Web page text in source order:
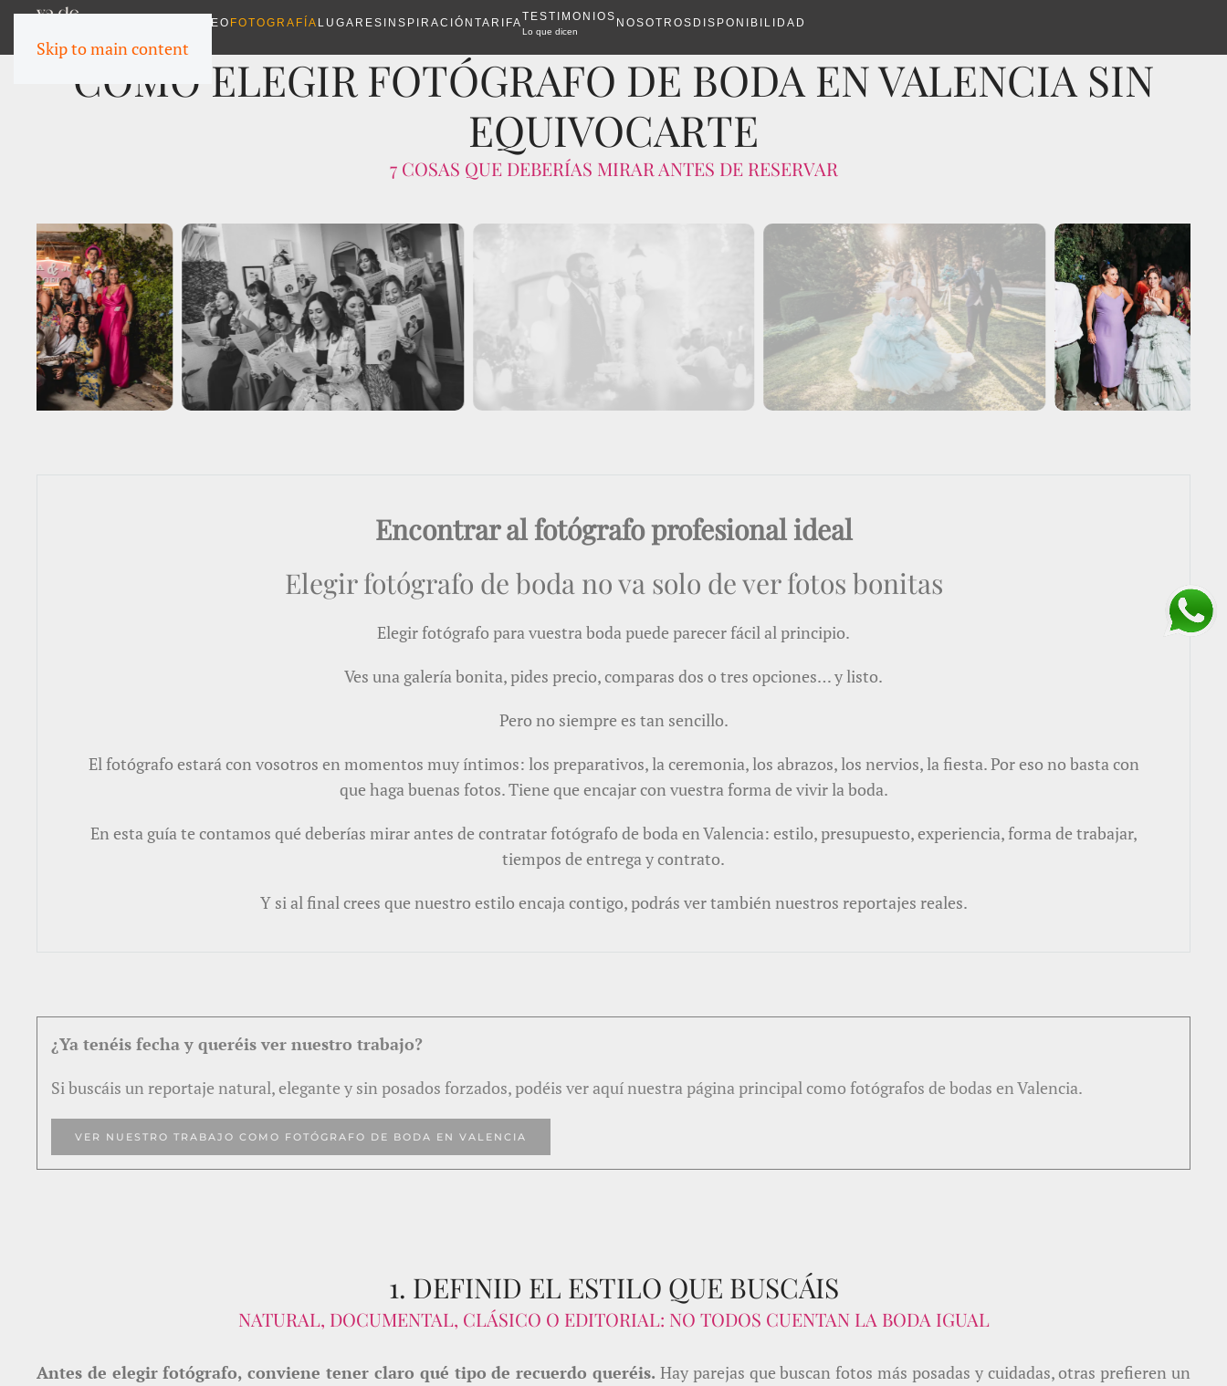
Skip to main content
VIDEO FOTOGRAFÍA LUGARES INSPIRACIÓN TARIFA
TESTIMONIOS
Lo que dicen
NOSOTROS DISPONIBILIDAD
CÓMO ELEGIR FOTÓGRAFO DE BODA EN VALENCIA SIN
EQUIVOCARTE
7 COSAS QUE DEBERÍAS MIRAR ANTES DE RESERVAR
Encontrar al fotógrafo profesional ideal
Elegir fotógrafo de boda no va solo de ver fotos bonitas
Elegir fotógrafo para vuestra boda puede parecer fácil al principio.
Ves una galería bonita, pides precio, comparas dos o tres opciones… y listo.
Pero no siempre es tan sencillo.
El fotógrafo estará con vosotros en momentos muy íntimos: los preparativos, la ceremonia, los abrazos, los nervios, la fiesta. Por eso no basta con
que haga buenas fotos. Tiene que encajar con vuestra forma de vivir la boda.
En esta guía te contamos qué deberías mirar antes de contratar fotógrafo de boda en Valencia: estilo, presupuesto, experiencia, forma de trabajar,
tiempos de entrega y contrato.
Y si al final crees que nuestro estilo encaja contigo, podrás ver también nuestros reportajes reales.
¿Ya tenéis fecha y queréis ver nuestro trabajo?
Si buscáis un reportaje natural, elegante y sin posados forzados, podéis ver aquí nuestra página principal como fotógrafos de bodas en Valencia.
VER NUESTRO TRABAJO COMO FOTÓGRAFO DE BODA EN VALENCIA
1. DEFINID EL ESTILO QUE BUSCÁIS
NATURAL, DOCUMENTAL, CLÁSICO O EDITORIAL: NO TODOS CUENTAN LA BODA IGUAL
Antes de elegir fotógrafo, conviene tener claro qué tipo de recuerdo queréis. Hay parejas que buscan fotos más posadas y cuidadas, otras prefieren un